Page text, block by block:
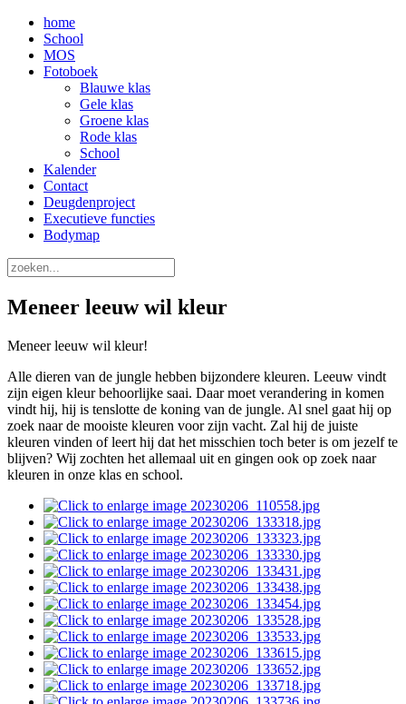
home
School
MOS
Fotoboek
Blauwe klas
Gele klas
Groene klas
Rode klas
School
Kalender
Contact
Deugdenproject
Executieve functies
Bodymap
Meneer leeuw wil kleur
Meneer leeuw wil kleur!
Alle dieren van de jungle hebben bijzondere kleuren. Leeuw vindt
zijn eigen kleur behoorlijke saai. Daar moet verandering in komen
vindt hij, hij is tenslotte de koning van de jungle. Al snel gaat hij op
zoek naar de mooiste kleuren voor zijn vacht. Zal hij de juiste
kleuren vinden of leert hij dat het misschien toch beter is om jezelf te
blijven? Wij zochten het allemaal uit en gingen ook op zoek naar
kleuren in onze klas en school.